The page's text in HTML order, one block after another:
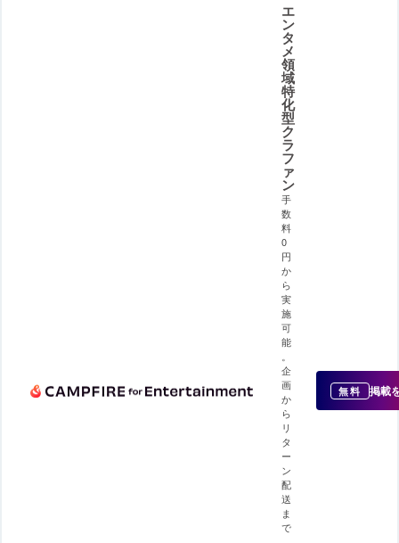
エ
ン
タ
メ
領
域
特
化
型
ク
ラ
フ
ァ
ン
手
数
料
0
円
か
ら
実
施
可
能
。
企
画
か
ら
リ
タ
ー
ン
配
送
ま
で
無料 掲載